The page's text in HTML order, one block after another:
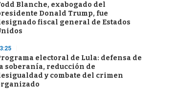
Blanche, exabogado del
Donald Trump, fue
fiscal general de Estados
electoral de Lula: defensa de
soberanía, reducción de
y combate del crimen